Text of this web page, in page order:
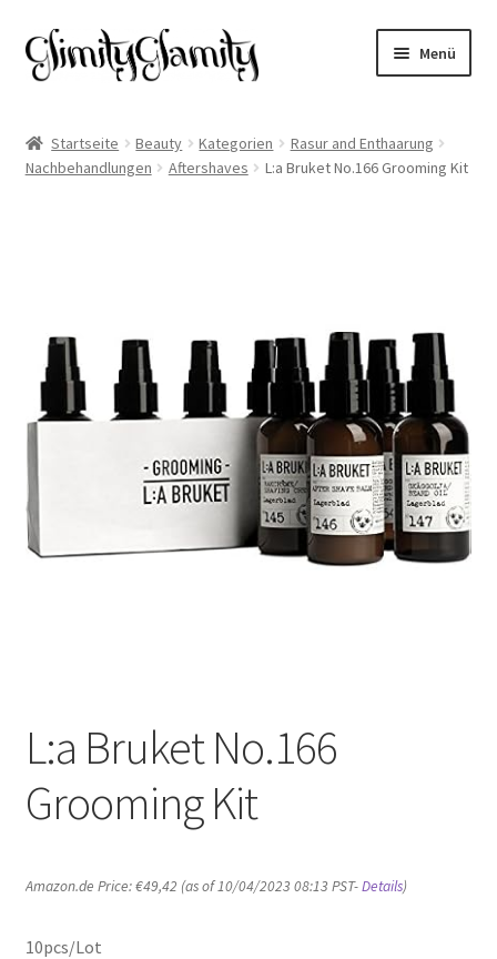
Zur
Navigation
Zum
Inhalt
Menü
Cookie-Richtlinie (EU)
Kasse
Mein Konto
Warenkorb
Startseite Beauty Kategorien
Rasur and Enthaarung
Nachbehandlungen
Aftershaves L:a Bruket No.166 Grooming Kit
L:a Bruket No.166
Grooming Kit
Amazon.de Price:€49,42 (as of 10/04/2023 08:13 PST-Details)
10pcs/Lot